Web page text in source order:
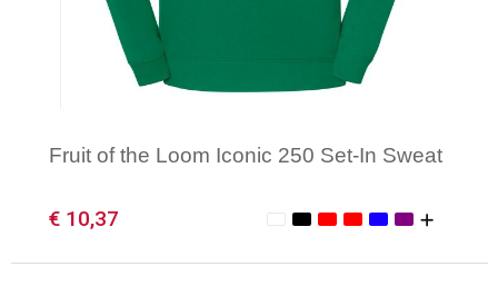
Fruit of the Loom Iconic 250 Set-In Sweat
€ 10,37